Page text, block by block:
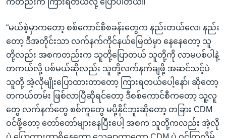
“မယ်စဲ့မှာကတော့ စစ်ကောင်စီစခန်းတွေက နည်းတယ်လေ၊ နည်း
တော့ ဒီအတိုင်းသာ လက်နက်ကိုင်နယ်မြေထဲမှာ နေနေတော့ သူ
တို့လည်း အစကတည်းက သူတို့ပြောတယ် သူတို့ကို လာမပစ်ပါနဲ့
တကယ်လို့ ပစ်မယ်ဆိုလည်း သူတို့လက်နက်ချဖို့ အဆင်သင့်ပဲ
သူတို့ အဲ့လိုမျိုးပြောထားတာတော့ ကြားရတယ်ပေါ့နော်၊ ဆိုတော့
တကယ်တမ်း ဖြစ်လာပြီဆိုရင်တော့ ဒီစစ်ကောင်စီကတော့ သူ့လူ
တွေ လက်နက်တွေ စစ်ကူတွေ မပို့နိုင်ဘူးဆိုတော့ တခြား CDM
ဝင်ဖို့တော့ တော်တော်များနေပြီးပေါ့ အစက သူတို့ကလည်း အဲ့လို